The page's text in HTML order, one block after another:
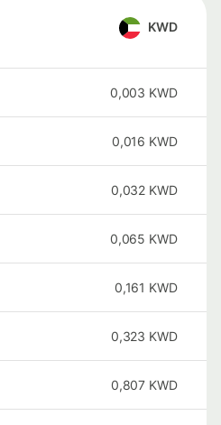
KWD
0,003 KWD
0,016 KWD
0,032 KWD
0,065 KWD
0,161 KWD
0,323 KWD
0,807 KWD